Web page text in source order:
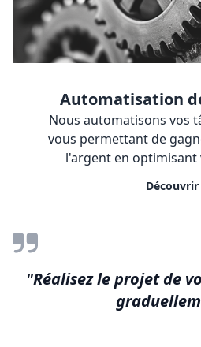
Automatisation
Nous automatisons vos
vous permettant de
l'argent en optimisant
Découvrir
"Réalisez le projet de